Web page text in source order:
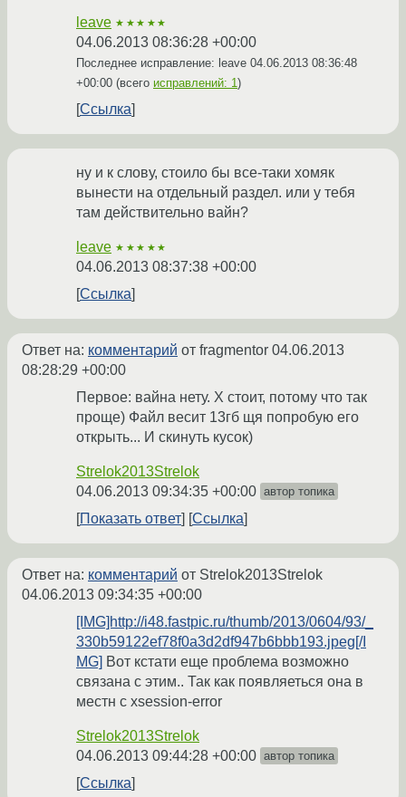
leave ★★★★★
04.06.2013 08:36:28 +00:00
Последнее исправление: leave 04.06.2013 08:36:48
+00:00 (всего исправлений: 1)
Ссылка
ну и к слову, стоило бы все-таки хомяк
вынести на отдельный раздел. или у тебя
там действительно вайн?
leave ★★★★★
04.06.2013 08:37:38 +00:00
Ссылка
Ответ на: комментарий от fragmentor 04.06.2013
08:28:29 +00:00
Первое: вайна нету. Х стоит, потому что так
проще) Файл весит 13гб щя попробую его
открыть... И скинуть кусок)
Strelok2013Strelok
04.06.2013 09:34:35 +00:00 автор топика
Показать ответ Ссылка
Ответ на: комментарий от Strelok2013Strelok
04.06.2013 09:34:35 +00:00
[IMG]http://i48.fastpic.ru/thumb/2013/0604/93/_
330b59122ef78f0a3d2df947b6bbb193.jpeg[/I
MG] Вот кстати еще проблема возможно
связана с этим.. Так как появляеться она в
местн с xsession-error
Strelok2013Strelok
04.06.2013 09:44:28 +00:00 автор топика
Ссылка